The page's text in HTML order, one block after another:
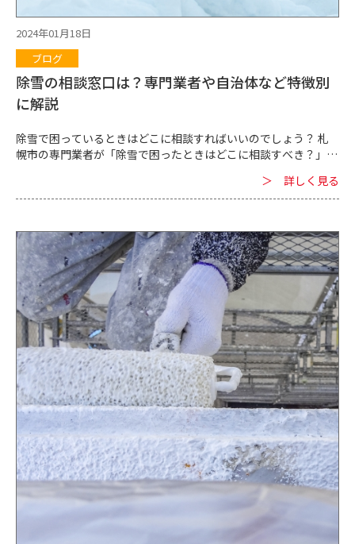
すすめします。 実際に相談してみて話の分かりやすさや対応など
をチェックすることもポイントです。 対応がしっかりしていると
して任せられると言えます。 外壁塗装を依頼する業者を選ぶ際
は、見積もりの料金の安さだけで即座に業者を決めないこともポ
イントです。 見積もりを見るときは料金の内訳まで確認してくだ
さい。 A業者とB業者の見積もりを比較すると、B業者の方が安
2024年01月18日
ブログ
除雪の相談窓口は？専門業者や自治体など特徴別
に解説
除雪で困っているときはどこに相談すればいいのでしょう？ 札
幌市の専門業者が「除雪で困ったときはどこに相談すべき？」と
をはじめとして北海道の各自治体は積雪も多いため、除雪で困る
ことが少なくありません。 ただ、除雪で困ったときは、一体ど
窓口に相談可能です。 相談窓口①札幌市など自治体 札幌市は自
治体の除雪に関する相談窓口があります。 冬は除雪が必要になる
日も多いため、自治体では常時、地域に密着した効率的な除雪を
行っています。 除雪で困ったときは自治体の窓口に相談すること
も可能です。 ただ、注意したいのは、自治体の除雪は特定の家・
会社のためにだけ行っているわけではないということです。 「自
社の駐車場を重点的に除雪して欲しい」など、自社や自分のため
に使うことは基本的にできません。 私的な除雪を依頼できる窓
口ではないため、注意してください。 相談窓口②除雪の専門業
者 札幌市に対応している除雪の専門業者も相談窓口になってい
ます。 自治体の相談窓口との違いは、私的な除雪について相談で
きるところです。 自治体はあくまで「住んでいる人たちや地域の
ため」と全体を考えて除雪しますが、除雪の専門業者の場合は
「依頼者のため」「依頼者の希望する除雪を優先的に」が基本に
なっています。 個人・会社の除雪の依頼に関しては、札幌市など
エリアに対応している専門業者が相談窓口です。 ■除雪の専門業
者である当社の特徴 当社は札幌市の除雪の専門業者です。 札幌
市の当社には次のような特徴があります。 相談窓口に困ったら、
お気軽にご連絡ください。 ・除雪の経験が豊富なので、効率的か
つスムーズに除雪できる ・積雪やニーズに合わせて除雪の頻度
＞ 詳しく見る